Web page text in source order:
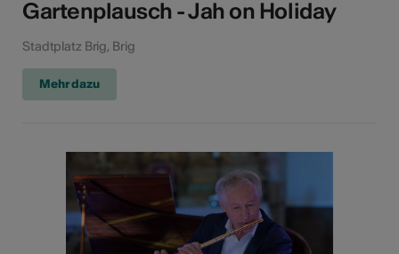
Gartenplausch - Jah on Holiday
Stadtplatz Brig, Brig
Mehr dazu